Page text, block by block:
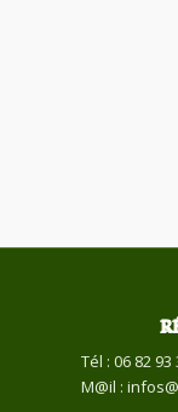
Tél : 06 82 93
M@il :